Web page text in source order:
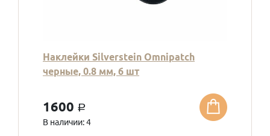
Наклейки Silverstein Omnipatch
черные, 0.8 мм, 6 шт
1600 a
В наличии: 4